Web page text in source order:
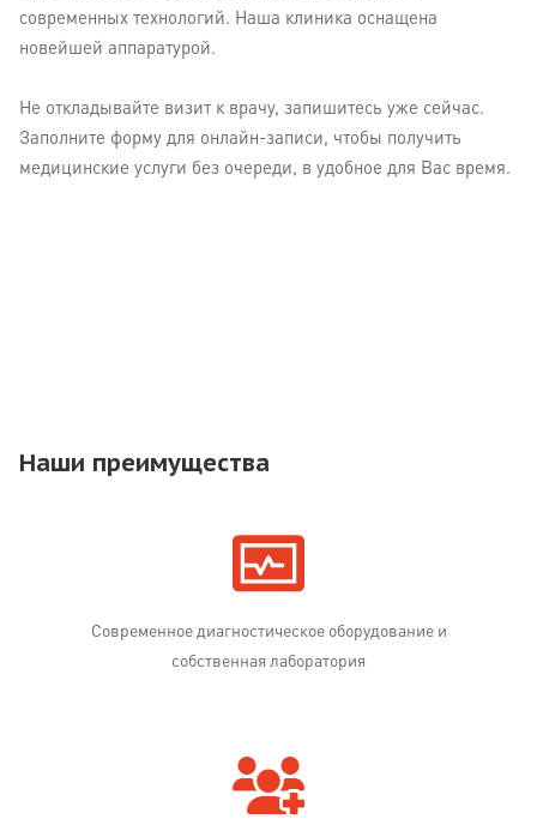
современных технологий. Наша клиника оснащена
новейшей аппаратурой.
Не откладывайте визит к врачу, запишитесь уже сейчас.
Заполните форму для онлайн-записи, чтобы получить
медицинские услуги без очереди, в удобное для Вас время.
Наши преимущества
Современное диагностическое оборудование и
собственная лаборатория